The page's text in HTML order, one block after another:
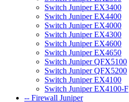
Switch Juniper EX3400
Switch Juniper EX4400
Switch Juniper EX4000
Switch Juniper EX4300
Switch Juniper EX4600
Switch Juniper EX4650
Switch Juniper QFX5100
Switch Juniper QFX5200
Switch Juniper EX4100
Switch Juniper EX4100-F
-- Firewall Juniper